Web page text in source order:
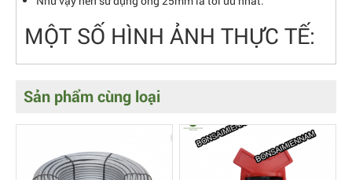
MỘT SỐ HÌNH ẢNH THỰC TẾ:
Sản phẩm cùng loại